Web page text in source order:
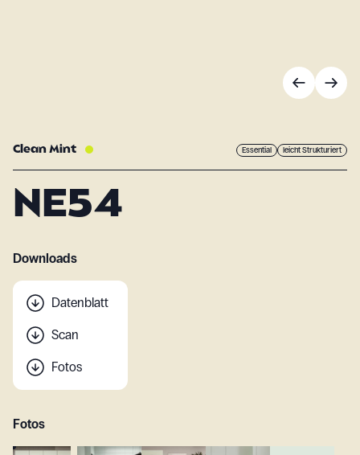
Clean Mint Essential leicht Strukturiert
NE54
Downloads
Datenblatt
Scan
Fotos
Fotos